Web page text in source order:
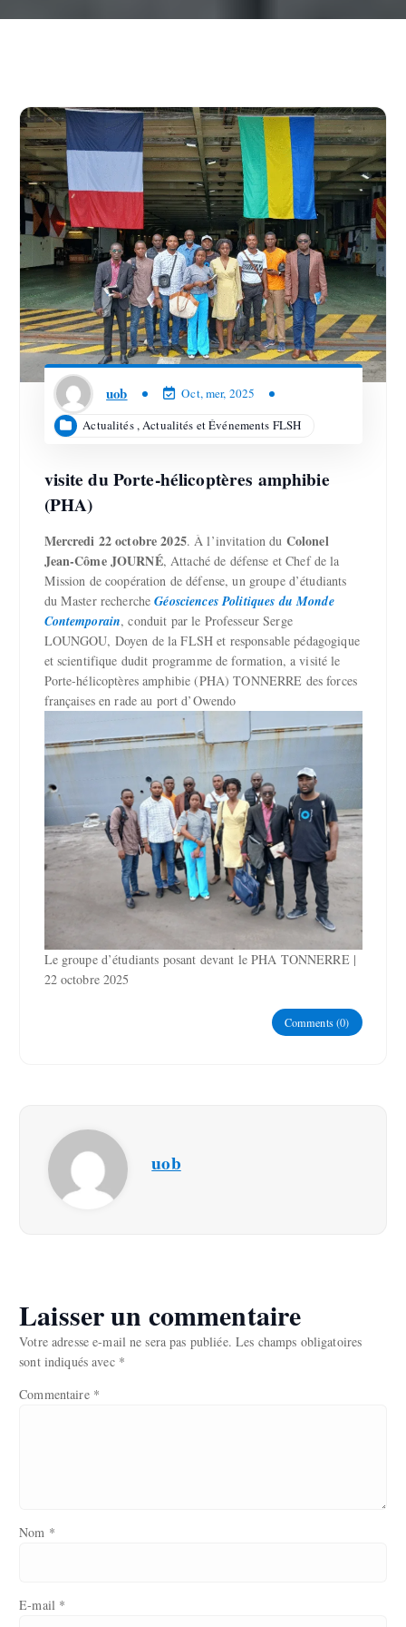
uob
Oct, mer, 2025
Actualités, Actualités et Événements FLSH
visite du Porte-hélicoptères amphibie
(PHA)
Mercredi 22 octobre 2025. À l’invitation du Colonel
Jean-Côme JOURNÉ, Attaché de défense et Chef de la
Mission de coopération de défense, un groupe d’étudiants
du Master rechercheGéosciences Politiques du Monde
Contemporain, conduit par le Professeur Serge
LOUNGOU, Doyen de la FLSH et responsable pédagogique
et scientifique dudit programme de formation, a visité le
Porte-hélicoptères amphibie (PHA) TONNERRE des forces
françaises en rade au port d’Owendo
Le groupe d’étudiants posant devant le PHA TONNERRE |
22 octobre 2025
Comments (0)
uob
Laisser un commentaire
Votre adresse e-mail ne sera pas publiée. Les champs obligatoires
sont indiqués avec *
Commentaire *
Nom *
E-mail *